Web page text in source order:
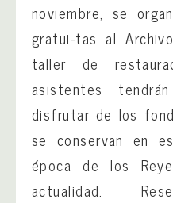
noviembre, se
gratui-tas al
taller de
asistentes
disfrutar de los
se conservan en
época de los
actualidad.